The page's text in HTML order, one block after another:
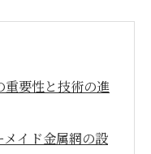
重要性と技術の進
イド金属網の設